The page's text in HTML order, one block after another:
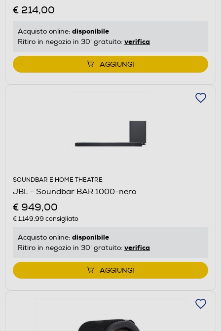
€ 214,00
Acquisto online: disponibile
Ritiro in negozio in 30' gratuito: verifica
AGGIUNGI
SOUNDBAR E HOME THEATRE
JBL - Soundbar BAR 1000-nero
€ 949,00
€ 1.149,99 consigliato
Acquisto online: disponibile
Ritiro in negozio in 30' gratuito: verifica
AGGIUNGI